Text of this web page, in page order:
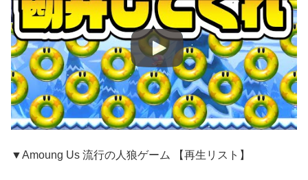
▼Amoung Us 流行の人狼ゲーム 【再生リスト】